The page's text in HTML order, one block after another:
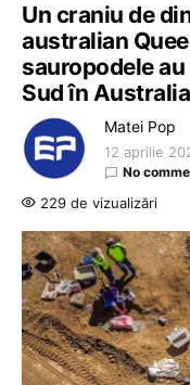
Un craniu de
australian
sauropodele
Sud în
Matei Pop
12 aprilie
No
229 de vizualizări